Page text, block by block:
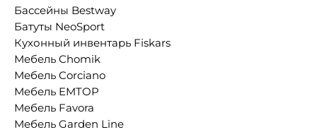
Бассейны Bestway
Батуты NeoSport
Кухонный инвентарь Fiskars
Мебель Chomik
Мебель Corciano
Мебель EMTOP
Мебель Favora
Мебель Garden Line